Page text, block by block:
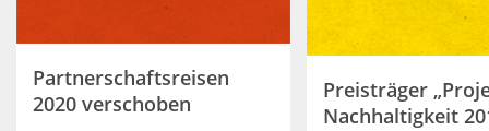
Partnerschaftsreisen
2020 verschoben
Preisträger
Nachhaltigkeit